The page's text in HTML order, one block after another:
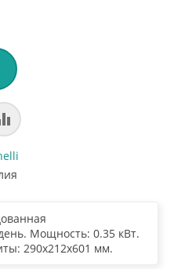
Мощность: 0.35 кВт.
290x212x601 мм.